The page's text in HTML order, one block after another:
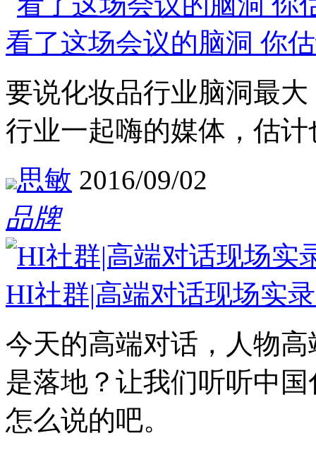
看了这场会议的脑洞 你
要说化妆品行业脑洞最
行业一起嗨的媒体，估
思敏 2016/09/02
品牌
HI社群|高端对话现场实
今天的高端对话，人物
是落地？让我们听听中
怎么说的吧。